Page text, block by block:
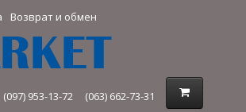
Возврат и обмен
(097) 953-13-72 (063) 662-73-31